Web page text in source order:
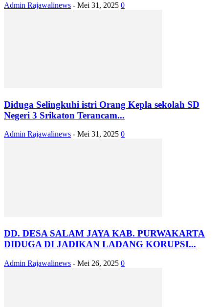
Admin Rajawalinews - Mei 31, 2025 0
Diduga Selingkuhi istri Orang Kepla sekolah SD
Negeri 3 Srikaton Terancam...
Admin Rajawalinews - Mei 31, 2025 0
DD. DESA SALAM JAYA KAB. PURWAKARTA
DIDUGA DI JADIKAN LADANG KORUPSI...
Admin Rajawalinews - Mei 26, 2025 0